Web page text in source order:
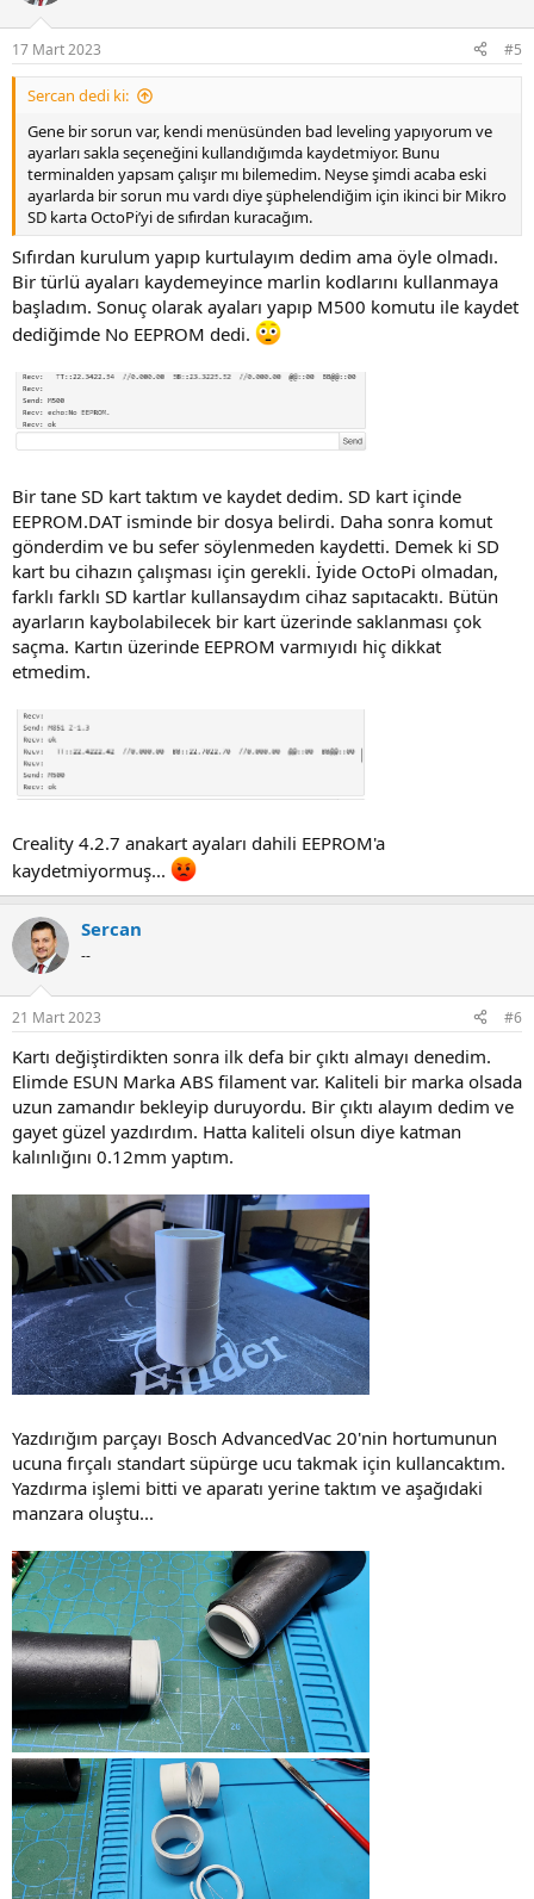
17 Mart 2023 #5
Sercan dedi ki:
Gene bir sorun var, kendi menüsünden bad leveling yapıyorum ve
ayarları sakla seçeneğini kullandığımda kaydetmiyor. Bunu
terminalden yapsam çalışır mı bilemedim. Neyse şimdi acaba eski
ayarlarda bir sorun mu vardı diye şüphelendiğim için ikinci bir Mikro
SD karta OctoPi’yi de sıfırdan kuracağım.
Sıfırdan kurulum yapıp kurtulayım dedim ama öyle olmadı.
Bir türlü ayaları kaydemeyince marlin kodlarını kullanmaya
başladım. Sonuç olarak ayaları yapıp M500 komutu ile kaydet
dediğimde No EEPROM dedi.
Bir tane SD kart taktım ve kaydet dedim. SD kart içinde
EEPROM.DAT isminde bir dosya belirdi. Daha sonra komut
gönderdim ve bu sefer söylenmeden kaydetti. Demek ki SD
kart bu cihazın çalışması için gerekli. İyide OctoPi olmadan,
farklı farklı SD kartlar kullansaydım cihaz sapıtacaktı. Bütün
ayarların kaybolabilecek bir kart üzerinde saklanması çok
saçma. Kartın üzerinde EEPROM varmıyıdı hiç dikkat
etmedim.
Creality 4.2.7 anakart ayaları dahili EEPROM'a
kaydetmiyormuş...
Sercan
--
21 Mart 2023 #6
Kartı değiştirdikten sonra ilk defa bir çıktı almayı denedim.
Elimde ESUN Marka ABS filament var. Kaliteli bir marka olsada
uzun zamandır bekleyip duruyordu. Bir çıktı alayım dedim ve
gayet güzel yazdırdım. Hatta kaliteli olsun diye katman
kalınlığını 0.12mm yaptım.
Yazdırığım parçayı Bosch AdvancedVac 20'nin hortumunun
ucuna fırçalı standart süpürge ucu takmak için kullancaktım.
Yazdırma işlemi bitti ve aparatı yerine taktım ve aşağıdaki
manzara oluştu...